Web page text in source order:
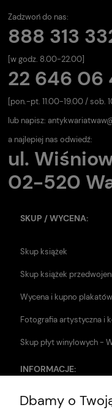
Zadzwoń do nas:
888 313
[w godz. 8.00-22.00]
22 646 06
[pon.-pt. 11.00-19.00 / sob.
lub napisz:
a najlepiej nas odwiedź:
ul.
02-520
SKUP / WYCENA:
Skup książek
Skup książek
Wycena i kupno plakatów
Fotografia artystyczna i
Skup płyt winylowych -
INFORMACJE:
Zwroty i reklamacje
Dbamy o